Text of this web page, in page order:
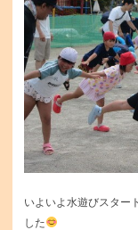
いよいよ水遊びスター
した